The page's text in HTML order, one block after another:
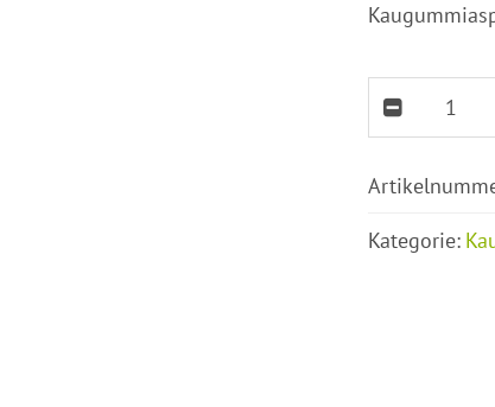
Kategorie: